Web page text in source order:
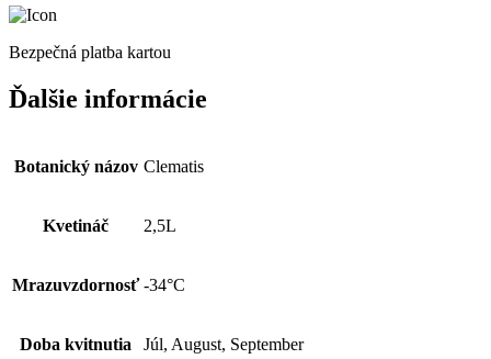
Bezpečná platba kartou
Ďalšie informácie
Botanický názov Clematis
Kvetináč 2,5L
Mrazuvzdornosť -34°C
Doba kvitnutia Júl, August, September